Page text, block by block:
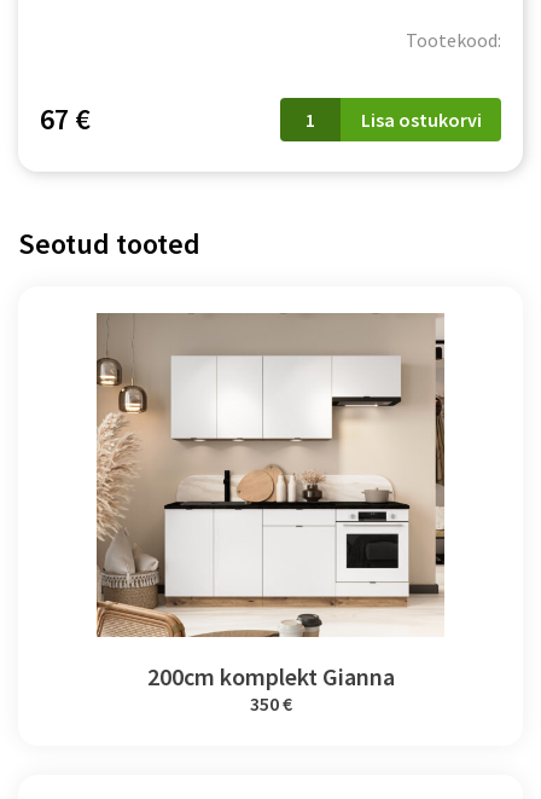
Tootekood:
67 €
D
P/L
Lisa ostukorvi
Seotud tooted
200cm komplekt Gianna
350 €